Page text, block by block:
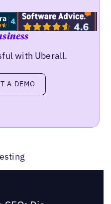
with Uberall.
A DEMO